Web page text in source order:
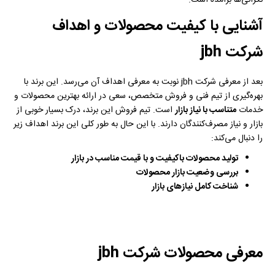
آشنایی با کیفیت محصولات و اهداف
شرکت jbh
بعد از معرفی شرکت jbh نوبت به معرفی اهداف آن می‌رسد. این برند با
بهره‌گیری از تیم فنی و فروش متخصص، سعی در ارائه بهترین محصولات و
خدمات متناسب با نیاز بازاراست. تیم فروش این برند، درک بسیار خوبی از
بازار و نیاز مصرف‌کنندگان دارند. با این حال به طور کلی این برند اهداف زیر
را دنبال می‌کند:
تولید محصولات باکیفیت و با قیمت مناسب در بازار
بررسی وضعیت بازار محصولات
شناخت کامل نیازهای بازار
معرفی محصولات شرکت jbh